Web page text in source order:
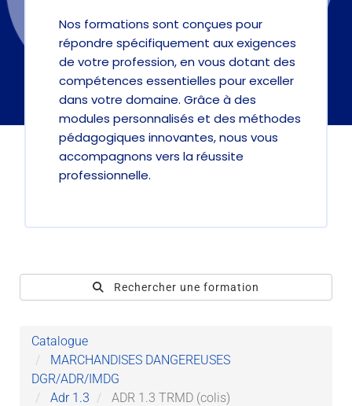
Nos formations sont conçues pour
répondre spécifiquement aux exigences
de votre profession, en vous dotant des
compétences essentielles pour exceller
dans votre domaine. Grâce à des
modules personnalisés et des méthodes
pédagogiques innovantes, nous vous
accompagnons vers la réussite
professionnelle.
Rechercher une formation
Catalogue
MARCHANDISES DANGEREUSES
DGR/ADR/IMDG
Adr 1.3
ADR 1.3 TRMD (colis)